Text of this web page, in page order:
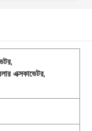
,
এক্সকাভেটর,